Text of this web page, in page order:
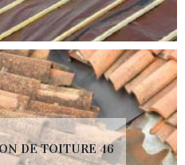
DE TOITURE 46